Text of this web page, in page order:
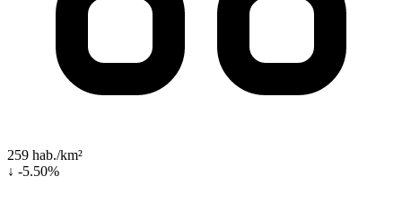
259 hab./km²
↓ -5.50%